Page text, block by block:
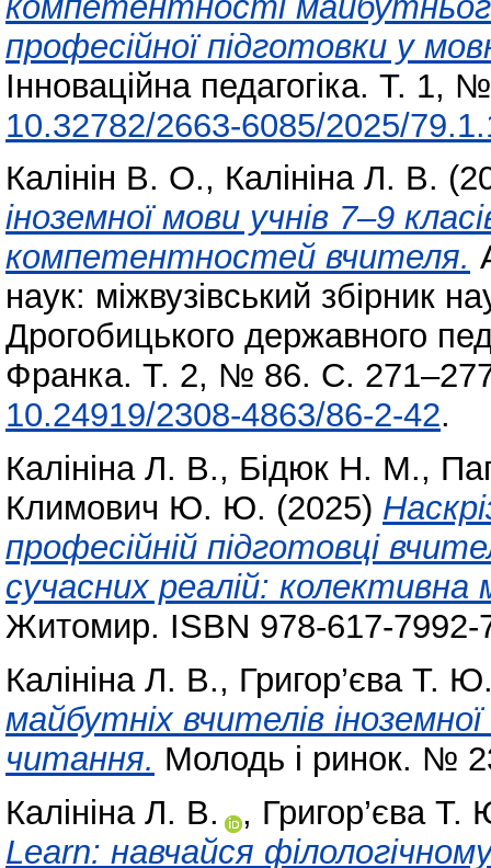
професійної підготовки у
Інноваційна педагогіка. Т.
10.32782/2663-6085/2025/
Калінін В. О., Калініна Л. В.
іноземної мови учнів 7–9
компетентностей вчителя.
наук: міжвузівський збірник
Дрогобицького державного
Франка. Т. 2, № 86. С.
10.24919/2308-4863/86-2-42.
Калініна Л. В., Бідюк Н. М.,
Климович Ю. Ю. (2025)
професійній підготовці
сучасних реалій: колективна
Житомир. ISBN 978-617-7992-
Калініна Л. В., Григор’єва Т.
майбутніх вчителів
читання. Молодь і ринок. №
Калініна Л. В.
, Григор’єва Т.
Learn: навчайся